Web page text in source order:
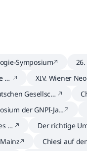
Symposium
XIV. Wiener
Gesellsch
der GNPI-Jah
Ü
Der richtige
Chiesi auf